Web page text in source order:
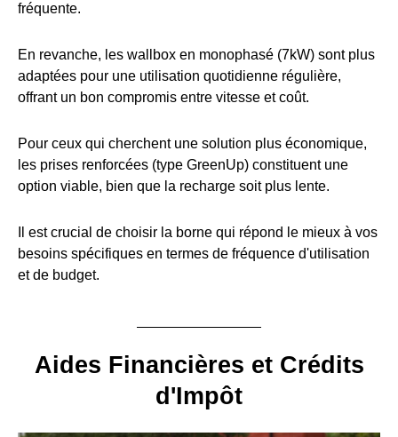
fréquente.
En revanche, les wallbox en monophasé (7kW) sont plus
adaptées pour une utilisation quotidienne régulière,
offrant un bon compromis entre vitesse et coût.
Pour ceux qui cherchent une solution plus économique,
les prises renforcées (type GreenUp) constituent une
option viable, bien que la recharge soit plus lente.
Il est crucial de choisir la borne qui répond le mieux à vos
besoins spécifiques en termes de fréquence d'utilisation
et de budget.
Aides Financières et Crédits
d'Impôt